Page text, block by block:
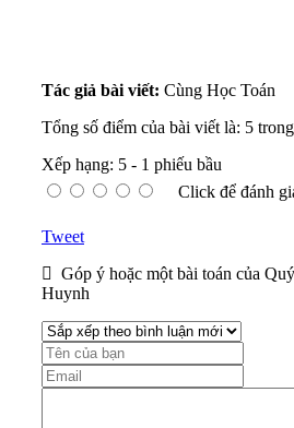
Tác giả bài viết: Cùng Học Toán
Tổng số điểm của bài viết là: 5
Xếp hạng: 5 - 1 phiếu bầu
Click để đánh
Tweet
Góp ý hoặc một bài toán của
Huynh